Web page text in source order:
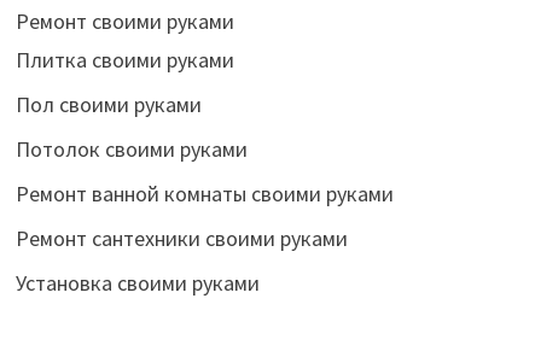
Ремонт своими руками
Плитка своими руками
Пол своими руками
Потолок своими руками
Ремонт ванной комнаты своими руками
Ремонт сантехники своими руками
Установка своими руками